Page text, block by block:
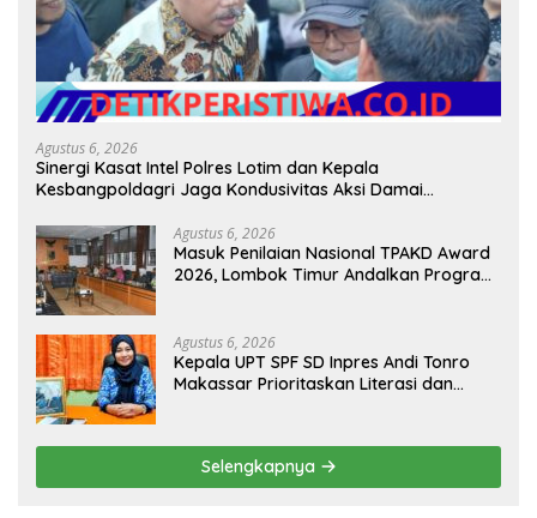
Agustus 6, 2026
Sinergi Kasat Intel Polres Lotim dan Kepala
Kesbangpoldagri Jaga Kondusivitas Aksi Damai
Agustus 6, 2026
Masuk Penilaian Nasional TPAKD Award
2026, Lombok Timur Andalkan Program
Agustus 6, 2026
Kepala UPT SPF SD Inpres Andi Tonro
Makassar Prioritaskan Literasi dan
Selengkapnya